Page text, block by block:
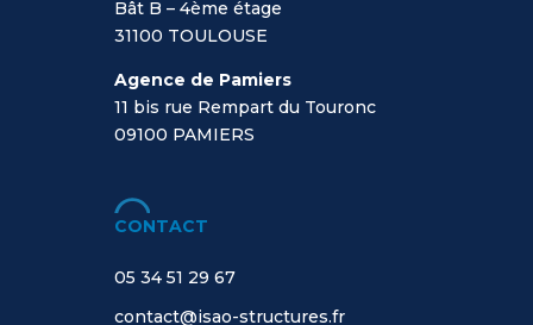
Bât B – 4ème étage
31100 TOULOUSE
Agence de Pamiers
11 bis rue Rempart du Touronc
09100 PAMIERS
CONTACT
05 34 51 29 67
contact@isao-structures.fr